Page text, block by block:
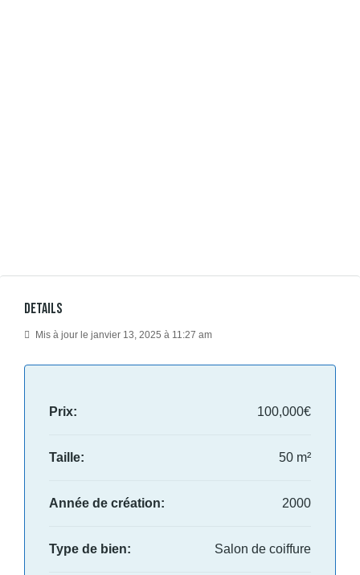
Details
Mis à jour le janvier 13, 2025 à 11:27 am
Prix: 100,000€
Taille: 50 m²
Année de création: 2000
Type de bien: Salon de coiffure